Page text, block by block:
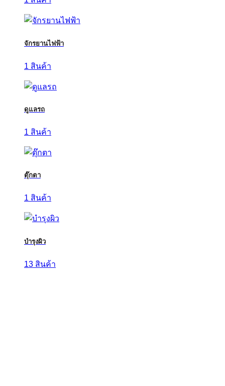
จักรยานไฟฟ้า
1 สินค้า
ดูแลรถ
1 สินค้า
ตุ๊กตา
1 สินค้า
บำรุงผิว
13 สินค้า